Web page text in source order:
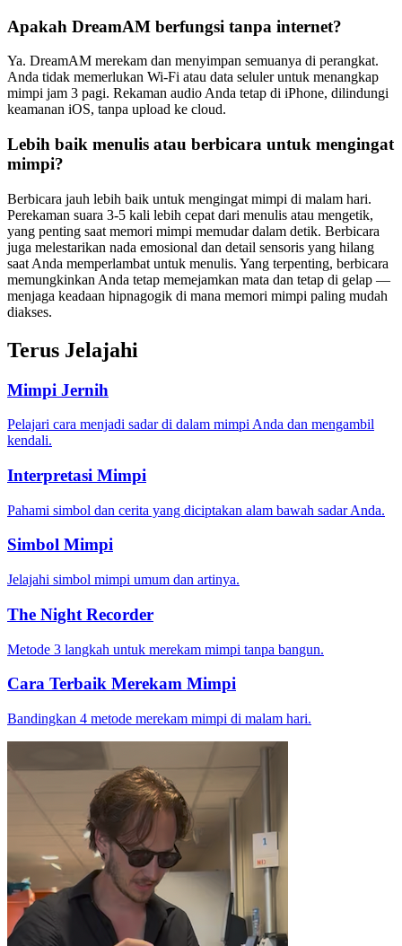
Apakah DreamAM berfungsi tanpa internet?
Ya. DreamAM merekam dan menyimpan semuanya di perangkat.
Anda tidak memerlukan Wi-Fi atau data seluler untuk menangkap
mimpi jam 3 pagi. Rekaman audio Anda tetap di iPhone, dilindungi
keamanan iOS, tanpa upload ke cloud.
Lebih baik menulis atau berbicara untuk mengingat
mimpi?
Berbicara jauh lebih baik untuk mengingat mimpi di malam hari.
Perekaman suara 3-5 kali lebih cepat dari menulis atau mengetik,
yang penting saat memori mimpi memudar dalam detik. Berbicara
juga melestarikan nada emosional dan detail sensoris yang hilang
saat Anda memperlambat untuk menulis. Yang terpenting, berbicara
memungkinkan Anda tetap memejamkan mata dan tetap di gelap —
menjaga keadaan hipnagogik di mana memori mimpi paling mudah
diakses.
Terus Jelajahi
Mimpi Jernih
Pelajari cara menjadi sadar di dalam mimpi Anda dan mengambil
kendali.
Interpretasi Mimpi
Pahami simbol dan cerita yang diciptakan alam bawah sadar Anda.
Simbol Mimpi
Jelajahi simbol mimpi umum dan artinya.
The Night Recorder
Metode 3 langkah untuk merekam mimpi tanpa bangun.
Cara Terbaik Merekam Mimpi
Bandingkan 4 metode merekam mimpi di malam hari.